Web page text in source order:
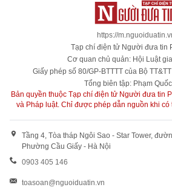
https://
Tạp chí điện tử Người đưa tin
Cơ quan chủ quản: Hội Luật
Giấy phép số 80/GP-BTTTT của Bộ
Tổng biên tập: Phạm
Bản quyền thuộc Tạp chí điện tử Người đưa tin
và Pháp luật. Chỉ được phép dẫn nguồn khi có
Tầng 4, Tòa tháp Ngôi Sao - Star Tower,
Phường Cầu Giấy - Hà Nội
0903 405 146
toasoan@nguoiduatin.vn